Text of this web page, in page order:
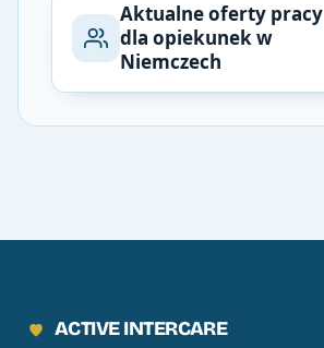
Aktualne oferty pracy
dla opiekunek w
Niemczech
ACTIVE INTERCARE